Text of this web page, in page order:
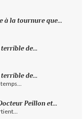
à la tournure que...
de...
de...
Peillon et...